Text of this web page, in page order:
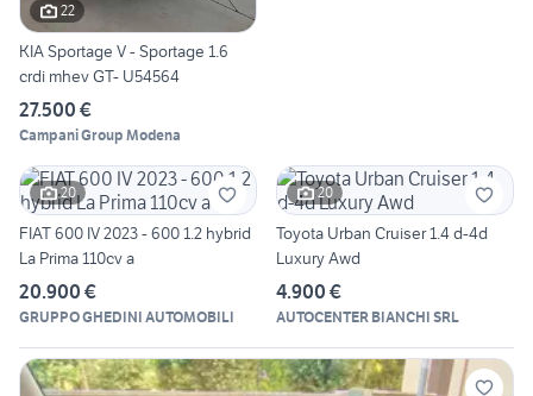
22
KIA Sportage V - Sportage 1.6
crdi mhev GT- U54564
27.500 €
Campani Group Modena
20
FIAT 600 IV 2023 - 600 1.2 hybrid
La Prima 110cv a
20.900 €
GRUPPO GHEDINI AUTOMOBILI
20
Toyota Urban Cruiser 1.4 d-4d
Luxury Awd
4.900 €
AUTOCENTER BIANCHI SRL